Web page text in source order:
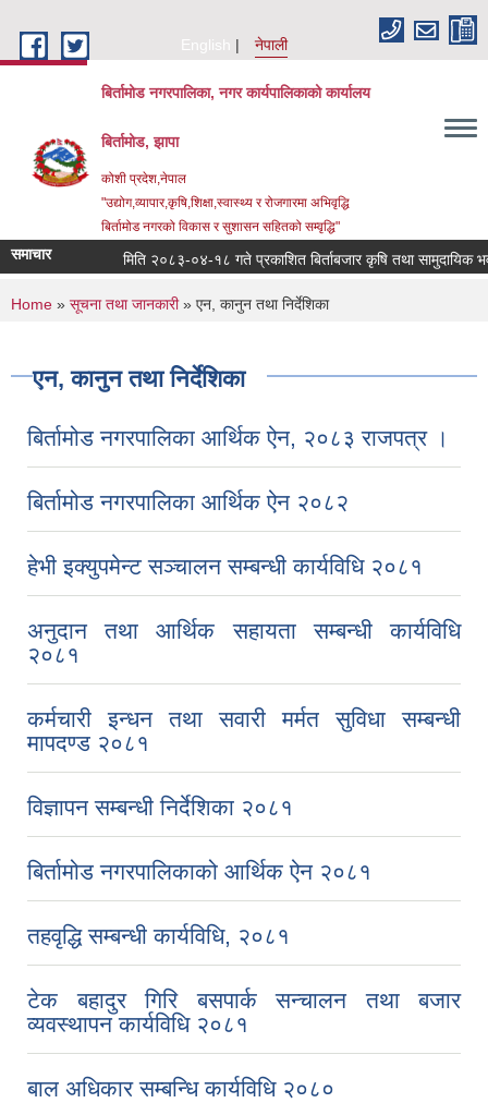
English
नेपाली
बिर्तामोड नगरपालिका, नगर कार्यपालिकाको कार्यालय
बिर्तामोड, झापा
कोशी प्रदेश,नेपाल
"उद्योग,व्यापार,कृषि,शिक्षा,स्वास्थ्य र रोजगारमा अभिवृद्धि
बिर्तामोड नगरको विकास र सुशासन सहितको सम्वृद्धि"
समाचार मिति २०८३-०४-१८ गते प्रकाशित बिर्ताबजार कृषि तथा सामुदायिक
You are here
Home » सूचना तथा जानकारी» एन, कानुन तथा निर्देशिका
एन, कानुन तथा निर्देशिका
बिर्तामोड नगरपालिका आर्थिक ऐन, २०८३ राजपत्र ।
बिर्तामोड नगरपालिका आर्थिक ऐन २०८२
हेभी इक्युपमेन्ट सञ्चालन सम्बन्धी कार्यविधि २०८१
अनुदान तथा आर्थिक सहायता सम्बन्धी कार्यविधि
२०८१
कर्मचारी इन्धन तथा सवारी मर्मत सुविधा सम्बन्धी
मापदण्ड २०८१
विज्ञापन सम्बन्धी निर्देशिका २०८१
बिर्तामोड नगरपालिकाको आर्थिक ऐन २०८१
तहवृद्धि सम्बन्धी कार्यविधि, २०८१
टेक बहादुर गिरि बसपार्क सन्चालन तथा बजार
व्यवस्थापन कार्यविधि २०८१
बाल अधिकार सम्बन्धि कार्यविधि २०८०